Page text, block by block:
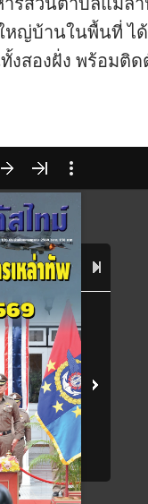
หญ่บ้านในพื้นที่ ไ
สองฝั่ง พร้อมติด